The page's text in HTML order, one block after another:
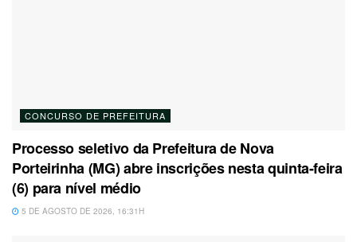
CONCURSO DE PREFEITURA
Processo seletivo da Prefeitura de Nova
Porteirinha (MG) abre inscrições nesta quinta-feira
(6) para nível médio
5 DE AGOSTO DE 2026, 16:31H